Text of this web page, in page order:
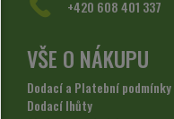
+420 608 401 337
VŠE O NÁKUPU
Dodací a Platební podmínky
Dodací lhůty